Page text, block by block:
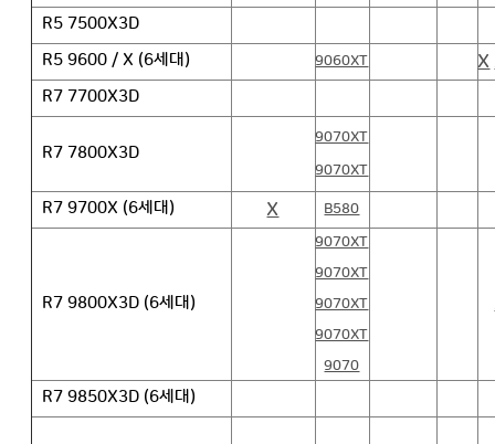
R5 7500X3D
R5 9600 / X (6세대) 9060XT X
R7 7700X3D
R7 7800X3D
9070XT
9070XT
R7 9700X (6세대) X B580
R7 9800X3D (6세대)
9070XT
9070XT
9070XT
9070XT
9070
R7 9850X3D (6세대)